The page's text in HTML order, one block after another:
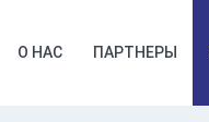
О НАС ПАРТНЕРЫ